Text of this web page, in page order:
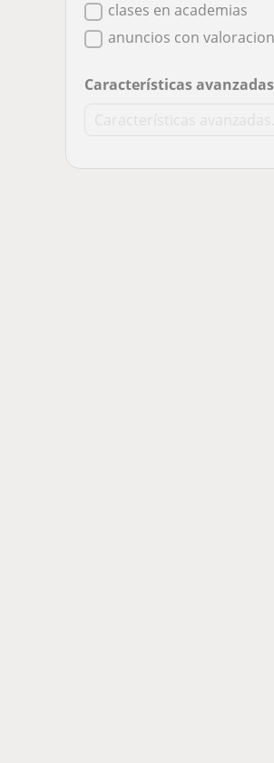
clases en academias
anuncios con
Características avanzadas